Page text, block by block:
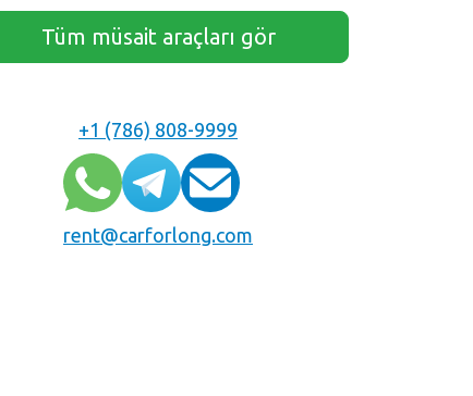
Tüm müsait araçları gör
+1 (786) 808-9999
rent@carforlong.com